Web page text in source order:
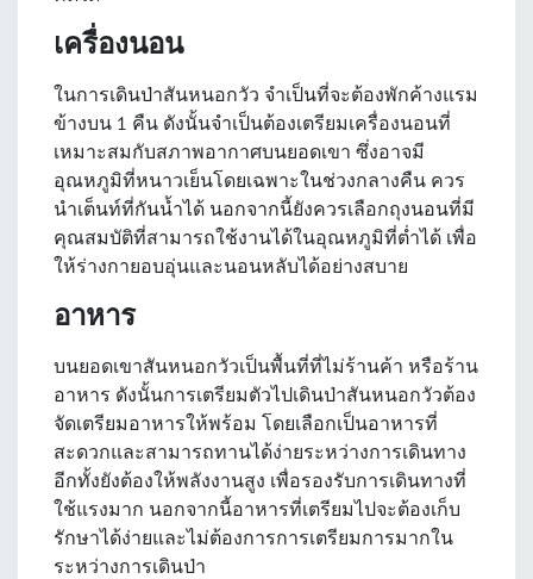
เครื่องนอน
ในการเดินป่าสันหนอกวัว จำเป็นที่จะต้องพักค้างแรม
ข้างบน 1 คืน ดังนั้นจำเป็นต้องเตรียมเครื่องนอนที่
เหมาะสมกับสภาพอากาศบนยอดเขา ซึ่งอาจมี
อุณหภูมิที่หนาวเย็นโดยเฉพาะในช่วงกลางคืน ควร
นำเต็นท์ที่กันน้ำได้ นอกจากนี้ยังควรเลือกถุงนอนที่มี
คุณสมบัติที่สามารถใช้งานได้ในอุณหภูมิที่ต่ำได้ เพื่อ
ให้ร่างกายอบอุ่นและนอนหลับได้อย่างสบาย
อาหาร
บนยอดเขาสันหนอกวัวเป็นพื้นที่ที่ไม่ร้านค้า หรือร้าน
อาหาร ดังนั้นการเตรียมตัวไปเดินป่าสันหนอกวัวต้อง
จัดเตรียมอาหารให้พร้อม โดยเลือกเป็นอาหารที่
สะดวกและสามารถทานได้ง่ายระหว่างการเดินทาง
อีกทั้งยังต้องให้พลังงานสูง เพื่อรองรับการเดินทางที่
ใช้แรงมาก นอกจากนี้อาหารที่เตรียมไปจะต้องเก็บ
รักษาได้ง่ายและไม่ต้องการการเตรียมการมากใน
ระหว่างการเดินป่า